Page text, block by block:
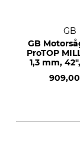
GB
GB
ProTOP
1,3 mm,